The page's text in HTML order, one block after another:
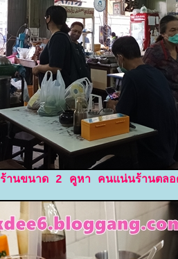
ร้านขนาด 2 คูหา คนแน่นร้านตลอ